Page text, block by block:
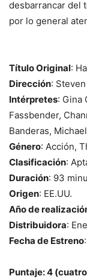
desbarrancar del
por lo general
Título Original:
Dirección:
Intérpretes: Gina
Fassbender,
Banderas,
Género: Acción,
Clasificación:
Duración: 93
Origen: EE.UU.
Año de
Distribuidora:
Fecha de Estreno
Puntaje: 4